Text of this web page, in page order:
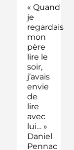
« Quand
je
regardais
mon
père
lire le
soir,
j’avais
envie
de
lire
avec
lui… »
Daniel
Pennac